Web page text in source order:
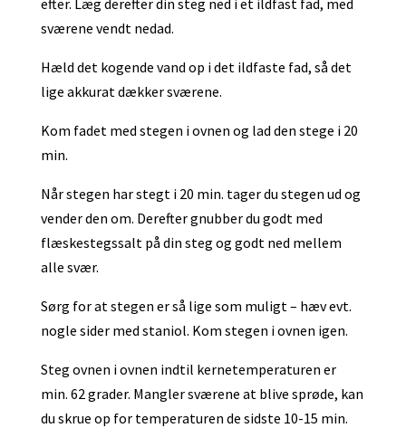
sværene vendt nedad.
Hæld det kogende vand op i det ildfaste fad, så det
lige akkurat dækker sværene.
Kom fadet med stegen i ovnen og lad den stege i 20
min.
Når stegen har stegt i 20 min. tager du stegen ud og
vender den om. Derefter gnubber du godt med
flæskestegssalt på din steg og godt ned mellem
alle svær.
Sørg for at stegen er så lige som muligt – hæv evt.
nogle sider med staniol. Kom stegen i ovnen igen.
Steg ovnen i ovnen indtil kernetemperaturen er
min. 62 grader. Mangler sværene at blive sprøde, kan
du skrue op for temperaturen de sidste 10-15 min.